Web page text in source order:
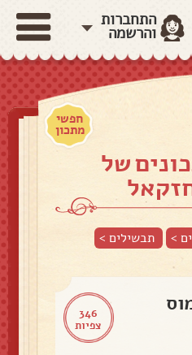
התחברות
והרשמה
חפשי
מתכון
של
> תבשילים>
346
צפיות